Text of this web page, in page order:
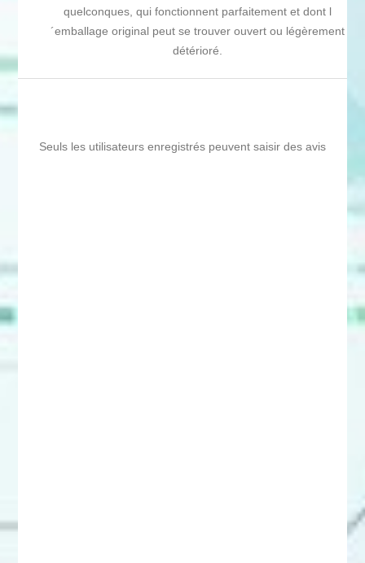
quelconques, qui fonctionnent parfaitement et dont l
´emballage original peut se trouver ouvert ou légèrement
détérioré.
Seuls les utilisateurs enregistrés peuvent saisir des avis